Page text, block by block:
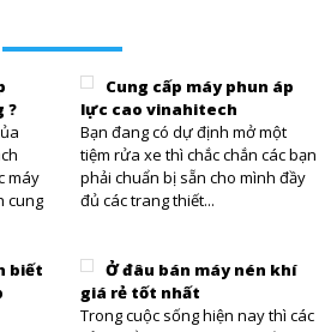
?
máy
cung
Cung cấp máy phun áp
lực cao vinahitech
Bạn đang có dự định mở một
tiệm rửa xe thì chắc chắn các bạn
phải chuẩn bị sẵn cho mình đầy
đủ các trang thiết...
biết
Ở đâu bán máy nén khí
giá rẻ tốt nhất
Trong cuộc sống hiện nay thì các